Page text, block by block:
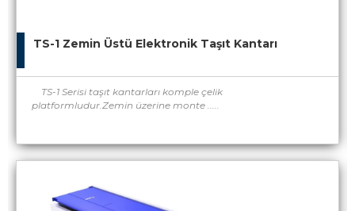
TS-1 Zemin Üstü Elektronik Taşıt Kantarı
TS-1 Serisi taşıt kantarları komple çelik
platformludur.Zemin üzerine monte .....